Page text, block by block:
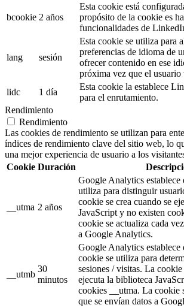
bcookie 2 años
Esta cookie está
propósito de la cookie es
funcionalidades de
lang sesión
Esta cookie se utiliza para
preferencias de idioma de
ofrecer contenido en ese
próxima vez que el
lidc
1 día
Esta cookie la establece
para el enrutamiento.
Rendimiento
Rendimiento
Las cookies de rendimiento se utilizan para
índices de rendimiento clave del sitio web, lo
una mejor experiencia de usuario a los
Cookie Duración
__utma 2 años
Google Analytics establece
utiliza para distinguir
cookie se crea cuando se
JavaScript y no existen
cookie se actualiza cada
a Google Analytics.
__utmb
30
minutos
Google Analytics establece
cookie se utiliza para
sesiones / visitas. La cookie
ejecuta la biblioteca
cookies __utma. La cookie
que se envían datos a